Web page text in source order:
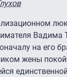
Вадима
на его
жены